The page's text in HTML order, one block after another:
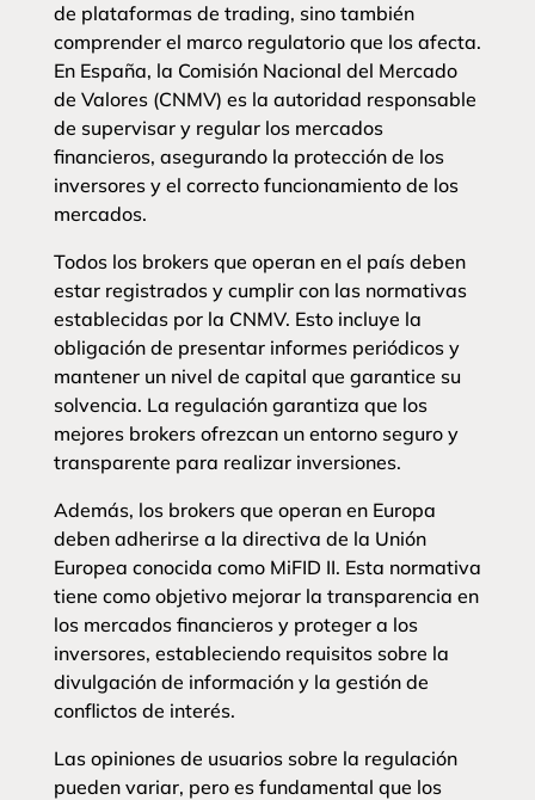
de plataformas de trading, sino también
comprender el marco regulatorio que los afecta.
En España, la Comisión Nacional del Mercado
de Valores (CNMV) es la autoridad responsable
de supervisar y regular los mercados
financieros, asegurando la protección de los
inversores y el correcto funcionamiento de los
mercados.
Todos los brokers que operan en el país deben
estar registrados y cumplir con las normativas
establecidas por la CNMV. Esto incluye la
obligación de presentar informes periódicos y
mantener un nivel de capital que garantice su
solvencia. La regulación garantiza que los
mejores brokers ofrezcan un entorno seguro y
transparente para realizar inversiones.
Además, los brokers que operan en Europa
deben adherirse a la directiva de la Unión
Europea conocida como MiFID II. Esta normativa
tiene como objetivo mejorar la transparencia en
los mercados financieros y proteger a los
inversores, estableciendo requisitos sobre la
divulgación de información y la gestión de
conflictos de interés.
Las opiniones de usuarios sobre la regulación
pueden variar, pero es fundamental que los